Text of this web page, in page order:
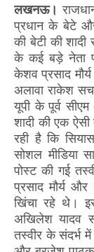
लखनऊ।
प्रधान के बेटे और
की बेटी की
के कई बड़े नेता
केशव प्रसाद
अलावा राकेश
यूपी के पूर्व
शादी की एक
रही है कि
सोशल मीडिया
पोस्ट की गई
प्रसाद मौर्य
खिंचा रहे थे।
अखिलेश यादव
तस्वीर के संदर्भ में